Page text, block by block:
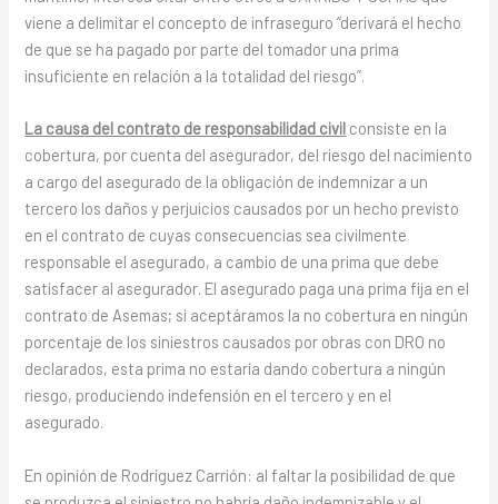
viene a delimitar el concepto de infraseguro “derivará el hecho
de que se ha pagado por parte del tomador una prima
insuficiente en relación a la totalidad del riesgo”.
La causa del contrato de responsabilidad civil consiste en la
cobertura, por cuenta del asegurador, del riesgo del nacimiento
a cargo del asegurado de la obligación de indemnizar a un
tercero los daños y perjuicios causados por un hecho previsto
en el contrato de cuyas consecuencias sea civilmente
responsable el asegurado, a cambio de una prima que debe
satisfacer al asegurador. El asegurado paga una prima fija en el
contrato de Asemas; si aceptáramos la no cobertura en ningún
porcentaje de los siniestros causados por obras con DRO no
declarados, esta prima no estaría dando cobertura a ningún
riesgo, produciendo indefensión en el tercero y en el
asegurado.
En opinión de Rodríguez Carrión: al faltar la posibilidad de que